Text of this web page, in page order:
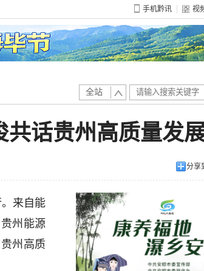
手机黔讯 视
全站
共话贵州高质量发
分享
来自能
州能源
州高质